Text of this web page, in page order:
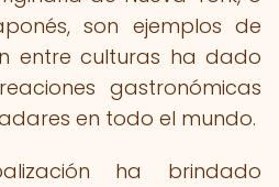
son ejemplos de
entre culturas ha dado
gastronómicas
en todo el mundo.
ha brindado